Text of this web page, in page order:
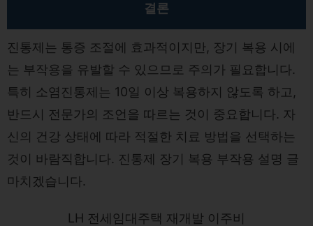
결론
진통제는 통증 조절에 효과적이지만, 장기 복용 시에
는 부작용을 유발할 수 있으므로 주의가 필요합니다.
특히 소염진통제는 10일 이상 복용하지 않도록 하고,
반드시 전문가의 조언을 따르는 것이 중요합니다. 자
신의 건강 상태에 따라 적절한 치료 방법을 선택하는
것이 바람직합니다. 진통제 장기 복용 부작용 설명 글
마치겠습니다.
LH 전세임대주택 재개발 이주비